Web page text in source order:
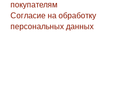
покупателям
Согласие на обработку
персональных данных